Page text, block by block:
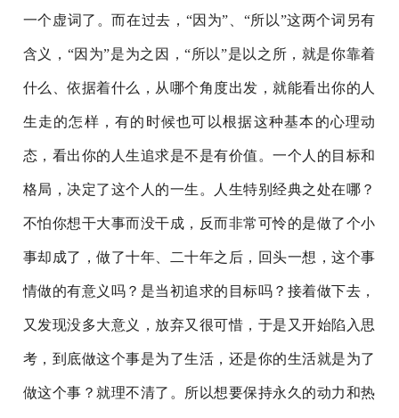
一个虚词了。而在过去，“因为”、“所以”这两个词另有
含义，“因为”是为之因，“所以”是以之所，就是你靠着
什么、依据着什么，从哪个角度出发，就能看出你的人
生走的怎样，有的时候也可以根据这种基本的心理动
态，看出你的人生追求是不是有价值。一个人的目标和
格局，决定了这个人的一生。人生特别经典之处在哪？
不怕你想干大事而没干成，反而非常可怜的是做了个小
事却成了，做了十年、二十年之后，回头一想，这个事
情做的有意义吗？是当初追求的目标吗？接着做下去，
又发现没多大意义，放弃又很可惜，于是又开始陷入思
考，到底做这个事是为了生活，还是你的生活就是为了
做这个事？就理不清了。所以想要保持永久的动力和热